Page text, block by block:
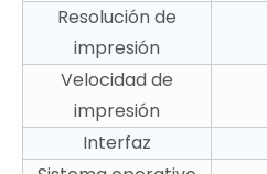
Resolución de
impresión
Velocidad de
impresión
Interfaz